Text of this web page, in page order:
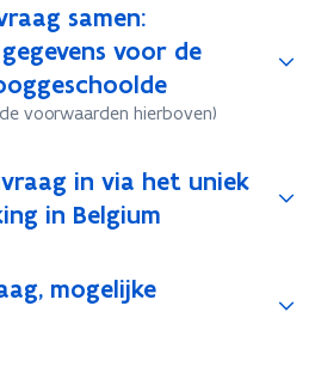
samen:
voor de
voorwaarden hierboven)
in via het uniek
in Belgium
mogelijke